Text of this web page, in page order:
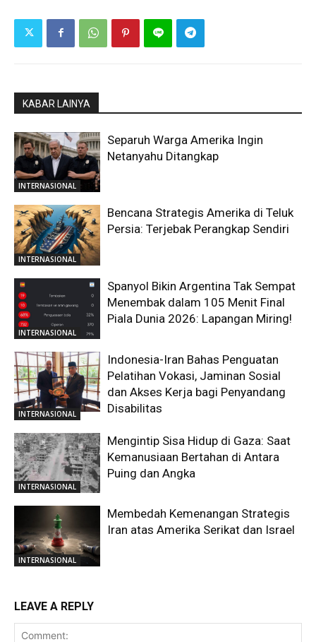
KABAR LAINYA
INTERNASIONAL
Separuh Warga Amerika Ingin
Netanyahu Ditangkap
INTERNASIONAL
Bencana Strategis Amerika di Teluk
Persia: Terjebak Perangkap Sendiri
INTERNASIONAL
Spanyol Bikin Argentina Tak Sempat
Menembak dalam 105 Menit Final
Piala Dunia 2026: Lapangan Miring!
INTERNASIONAL
Indonesia-Iran Bahas Penguatan
Pelatihan Vokasi, Jaminan Sosial
dan Akses Kerja bagi Penyandang
Disabilitas
INTERNASIONAL
Mengintip Sisa Hidup di Gaza: Saat
Kemanusiaan Bertahan di Antara
Puing dan Angka
INTERNASIONAL
Membedah Kemenangan Strategis
Iran atas Amerika Serikat dan Israel
LEAVE A REPLY